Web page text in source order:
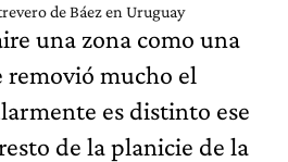
de Báez en Uruguay
una zona como una
removió mucho el
es distinto ese
de la planicie de la